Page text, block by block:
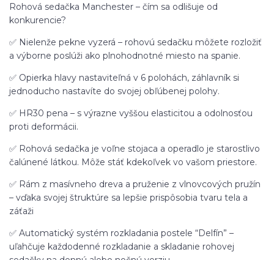
Rohová sedačka Manchester – čím sa odlišuje od
konkurencie?
✅ Nielenže pekne vyzerá – rohovú sedačku môžete rozložiť
a výborne poslúži ako plnohodnotné miesto na spanie.
✅ Opierka hlavy nastaviteľná v 6 polohách, záhlavník si
jednoducho nastavíte do svojej obľúbenej polohy.
✅ HR30 pena – s výrazne vyššou elasticitou a odolnosťou
proti deformácii.
✅ Rohová sedačka je voľne stojaca a operadlo je starostlivo
čalúnené látkou. Môže stáť kdekoľvek vo vašom priestore.
✅ Rám z masívneho dreva a pruženie z vlnovcových pružín
– vďaka svojej štruktúre sa lepšie prispôsobia tvaru tela a
záťaži
✅ Automatický systém rozkladania postele “Delfín” –
uľahčuje každodenné rozkladanie a skladanie rohovej